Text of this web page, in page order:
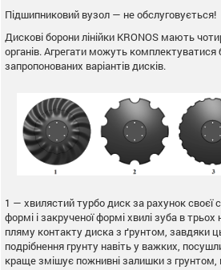
Підшипниковий вузол — не обслуговується!
Дискові борони лінійки KRONOS мають
органів. Агрегати можуть комплектуватися
запропонованих варіантів дисків.
1 — хвилястий турбо диск за рахунок своєї
формі і закрученої формі хвилі зуба в
пляму контакту диска з ґрунтом, завдяки
подрібнення грунту навіть у важких,
краще змішує пожнивні залишки з